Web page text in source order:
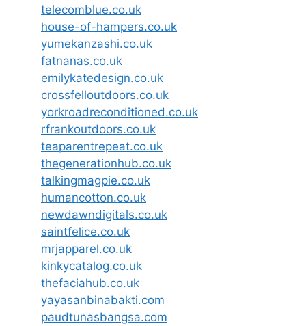
telecomblue.co.uk
house-of-hampers.co.uk
yumekanzashi.co.uk
fatnanas.co.uk
emilykatedesign.co.uk
crossfelloutdoors.co.uk
yorkroadreconditioned.co.uk
rfrankoutdoors.co.uk
teaparentrepeat.co.uk
thegenerationhub.co.uk
talkingmagpie.co.uk
humancotton.co.uk
newdawndigitals.co.uk
saintfelice.co.uk
mrjapparel.co.uk
kinkycatalog.co.uk
thefaciahub.co.uk
yayasanbinabakti.com
paudtunasbangsa.com